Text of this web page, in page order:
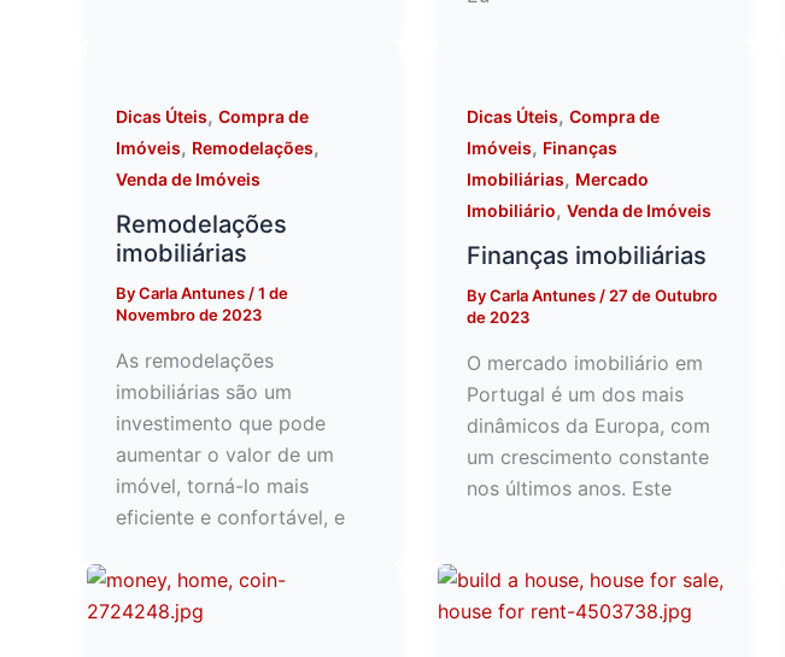
Dicas Úteis, Compra de
Imóveis, Remodelações,
Venda de Imóveis
Remodelações
imobiliárias
ByCarla Antunes /1 de
Novembro de 2023
As remodelações
imobiliárias são um
investimento que pode
aumentar o valor de um
imóvel, torná-lo mais
eficiente e confortável, e
Dicas Úteis, Compra de
Imóveis, Finanças
Imobiliárias, Mercado
Imobiliário, Venda de Imóveis
Finanças imobiliárias
ByCarla Antunes / 27 de Outubro
de 2023
O mercado imobiliário em
Portugal é um dos mais
dinâmicos da Europa, com
um crescimento constante
nos últimos anos. Este